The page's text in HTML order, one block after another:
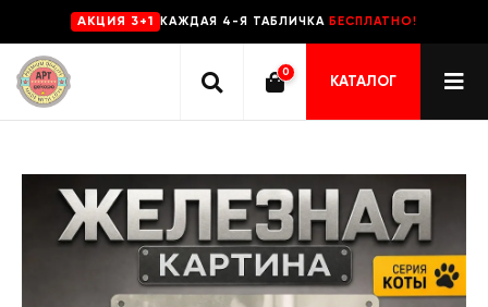
AKЦИЯ 3+1 КАЖДАЯ 4-Я ТАБЛИЧКА БЕСПЛАТНО!
0
КАТАЛОГ